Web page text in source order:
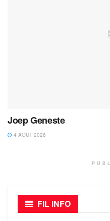
Joep Geneste
4 AOÛT 2026
FIL INFO